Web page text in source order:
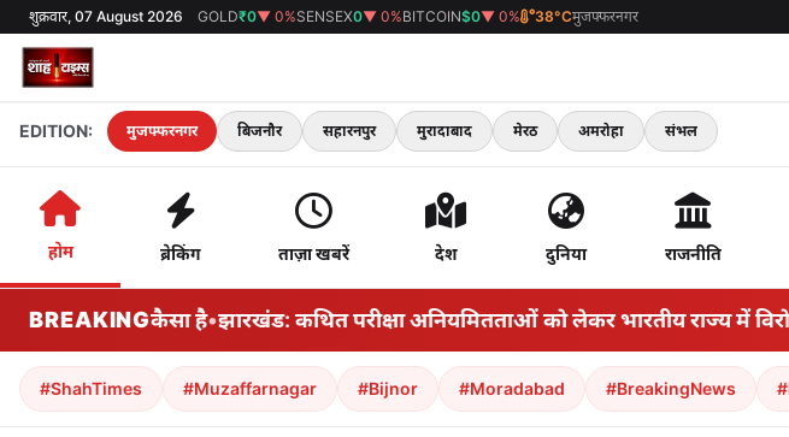
शुक्रवार, 07 August 2026 GOLD₹0▼ 0%SENSEX0▼ 0%BITCOIN$0▼ 0% 38°Cमुजफ्फरनगर
EDITION: मुजफ्फरनगर बिजनौर सहारनपुर मुरादाबाद मेरठ अमरोहा संभल
होम ब्रेकिंग ताज़ा खबरें देश दुनिया राजनीति
BREAKING
नहीं': ईरान कैसा है•झारखंड: कथित परीक्षा अनियमितताओं को लेकर भारतीय राज्य में विरोध
#ShahTimes #Muzaffarnagar #Bijnor #Moradabad #BreakingNews